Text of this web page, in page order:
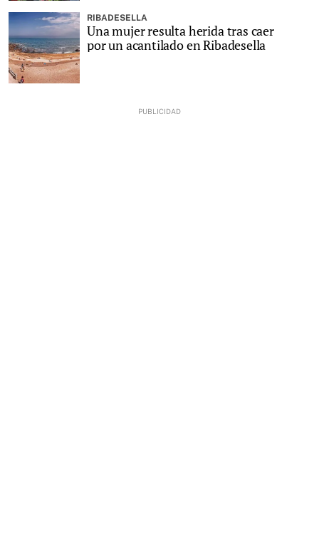
RIBADESELLA
Una mujer resulta herida tras caer
por un acantilado en Ribadesella